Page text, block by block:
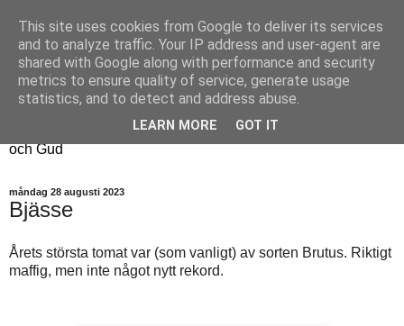
Fyren
Fyren finns för att sprida ljus i mörkret
För att påminna om guldkanterna i tillvaron
Här samsas jakt, hantverk, odling, och andra tankar om livet
och Gud
måndag 28 augusti 2023
Bjässe
Årets största tomat var (som vanligt) av sorten Brutus. Riktigt
maffig, men inte något nytt rekord.
This site uses cookies from Google to deliver its services
and to analyze traffic. Your IP address and user-agent are
shared with Google along with performance and security
metrics to ensure quality of service, generate usage
statistics, and to detect and address abuse.
LEARN MORE GOT IT